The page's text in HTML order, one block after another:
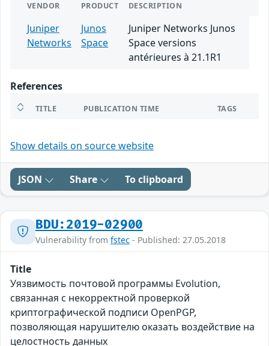
VENDOR PRODUCT DESCRIPTION
Juniper
Networks
Junos
Space
Juniper Networks Junos
Space versions
antérieures à 21.1R1
References
TITLE PUBLICATION TIME TAGS
Show details on source website
JSON Share To clipboard
BDU:2019-02900
Vulnerability from fstec - Published: 27.05.2018
Title
Уязвимость почтовой программы Evolution,
связанная с некорректной проверкой
криптографической подписи OpenPGP,
позволяющая нарушителю оказать воздействие на
целостность данных